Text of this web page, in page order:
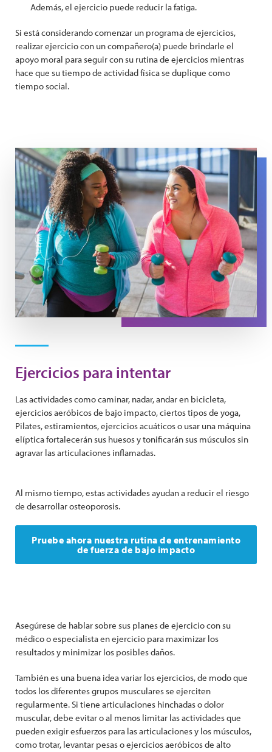
Además, el ejercicio puede reducir la fatiga.
Si está considerando comenzar un programa de ejercicios,
realizar ejercicio con un compañero(a) puede brindarle el
apoyo moral para seguir con su rutina de ejercicios mientras
hace que su tiempo de actividad física se duplique como
tiempo social.
Two women are walking up steps in exercise clothes
Ejercicios para intentar
Las actividades como caminar, nadar, andar en bicicleta,
ejercicios aeróbicos de bajo impacto, ciertos tipos de yoga,
Pilates, estiramientos, ejercicios acuáticos o usar una máquina
elíptica fortalecerán sus huesos y tonificarán sus músculos sin
agravar las articulaciones inflamadas.
Al mismo tiempo, estas actividades ayudan a reducir el riesgo
de desarrollar osteoporosis.
Pruebe ahora nuestra rutina de entrenamiento
de fuerza de bajo impacto
Asegúrese de hablar sobre sus planes de ejercicio con su
médico o especialista en ejercicio para maximizar los
resultados y minimizar los posibles daños.
También es una buena idea variar los ejercicios, de modo que
todos los diferentes grupos musculares se ejerciten
regularmente. Si tiene articulaciones hinchadas o dolor
muscular, debe evitar o al menos limitar las actividades que
pueden exigir esfuerzos para las articulaciones y los músculos,
como trotar, levantar pesas o ejercicios aeróbicos de alto